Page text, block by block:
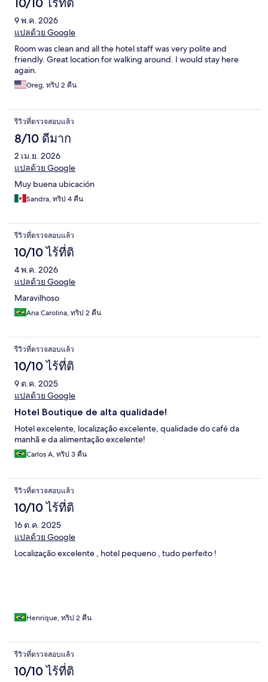
9 พ.ค. 2026
แปลด้วย Google
Room was clean and all the hotel staff was very polite and
friendly. Great location for walking around. I would stay here
again.
Greg, ทริป 2 คืน
รีวิวที่ตรวจสอบแล้ว
8/10 ดีมาก
2 เม.ย. 2026
แปลด้วย Google
Muy buena ubicación
Sandra, ทริป 4 คืน
รีวิวที่ตรวจสอบแล้ว
10/10 ไร้ที่ติ
4 พ.ค. 2026
แปลด้วย Google
Maravilhoso
Ana Carolina, ทริป 2 คืน
รีวิวที่ตรวจสอบแล้ว
10/10 ไร้ที่ติ
9 ต.ค. 2025
แปลด้วย Google
Hotel Boutique de alta qualidade!
Hotel excelente, localização excelente, qualidade do café da
manhã e da alimentação excelente!
Carlos A, ทริป 3 คืน
รีวิวที่ตรวจสอบแล้ว
10/10 ไร้ที่ติ
16 ต.ค. 2025
แปลด้วย Google
Localização excelente , hotel pequeno , tudo perfeito !
Henrique, ทริป 2 คืน
รีวิวที่ตรวจสอบแล้ว
10/10 ไร้ที่ติ